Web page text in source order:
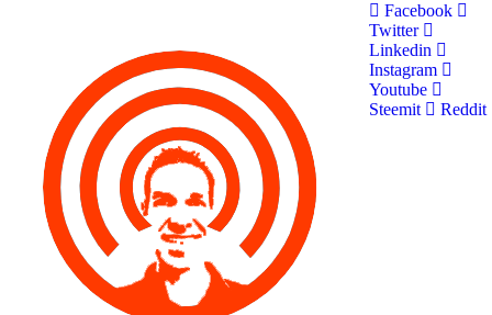
Facebook
Twitter
Linkedin
Instagram
Youtube
Steemit
Reddit